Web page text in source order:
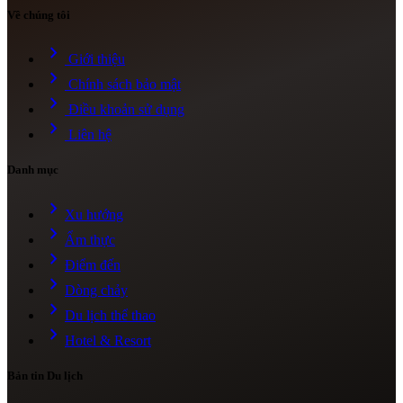
Về chúng tôi
chevron_right Giới thiệu
chevron_right Chính sách bảo mật
chevron_right Điều khoản sử dụng
chevron_right Liên hệ
Danh mục
chevron_right Xu hướng
chevron_right Ẩm thực
chevron_right Điểm đến
chevron_right Dòng chảy
chevron_right Du lịch thể thao
chevron_right Hotel & Resort
Bản tin Du lịch